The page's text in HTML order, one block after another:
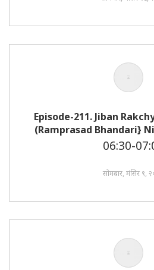
Episode-211. Jiban
(Ramprasad Bhandari}
06:30-
सोमबार, मंसिर ९,